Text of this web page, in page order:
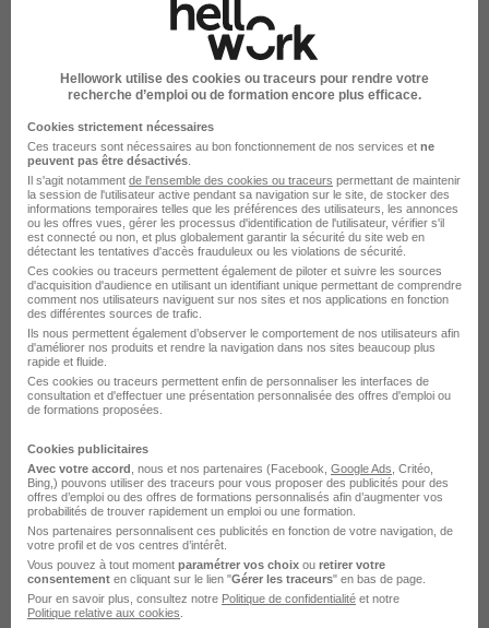
DÉPOSEZ VOTRE CV
Rendez votre CV accessible à l’ensemble des
recruteurs de la CVthèque Hellowork.
Rendre mon CV visible
L'emploi chez Krys par Ville
Krys Bazainville
Krys Villebon-sur-Yvette
Krys Lille
Krys Nanterre
Krys Paris
Krys Rambouillet
Voir plus
Voir toutes les offres par ville chez Krys
Hellowork utilise des cookies ou traceurs pour rendre votre
recherche d’emploi ou de formation encore plus efficace.
Cookies strictement nécessaires
Ces traceurs sont nécessaires au bon fonctionnement de nos services et ne
peuvent pas être désactivés
Il s'agit notamment de l'ensemble des cookies ou traceurs permettant de maintenir
la session de l'utilisateur active pendant sa navigation sur le site, de stocker des
informations temporaires telles que les préférences des utilisateurs, les annonces
ou les offres vues, gérer les processus d'identification de l'utilisateur, vérifier s'il
est connecté ou non, et plus globalement garantir la sécurité du site web en
détectant les tentatives d'accès frauduleux ou les violations de sécurité.
Ces cookies ou traceurs permettent également de piloter et suivre les sources
d'acquisition d'audience en utilisant un identifiant unique permettant de comprendre
comment nos utilisateurs naviguent sur nos sites et nos applications en fonction
des différentes sources de trafic.
Ils nous permettent également d’observer le comportement de nos utilisateurs afin
d'améliorer nos produits et rendre la navigation dans nos sites beaucoup plus
rapide et fluide.
Ces cookies ou traceurs permettent enfin de personnaliser les interfaces de
consultation et d'effectuer une présentation personnalisée des offres d'emploi ou
de formations proposées.
Cookies publicitaires
Avec votre accord , nous et nos partenaires (Facebook, Google Ads , Critéo,
Bing,) pouvons utiliser des traceurs pour vous proposer des publicités pour des
offres d’emploi ou des offres de formations personnalisés afin d’augmenter vos
probabilités de trouver rapidement un emploi ou une formation.
Nos partenaires personnalisent ces publicités en fonction de votre navigation, de
votre profil et de vos centres d’intérêt.
Vous pouvez à tout moment paramétrer vos choix ou retirer votre
consentement en cliquant sur le lien "Gérer les traceurs" en bas de page.
Pour en savoir plus, consultez notre Politique de confidentialité et notre
Politique relative aux cookies